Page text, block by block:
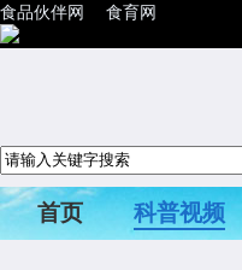
食品伙伴网 食育网
首页 科普视频